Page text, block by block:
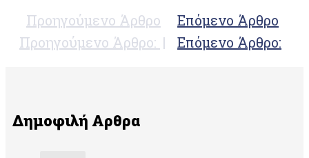
«ISO
45001»
Σύστημα
Προηγούμενο Άρθρο
Προηγούμενο Άρθρο:
Επόμενο Άρθρο
Επόμενο Άρθρο:
Δημοφιλή Αρθρα